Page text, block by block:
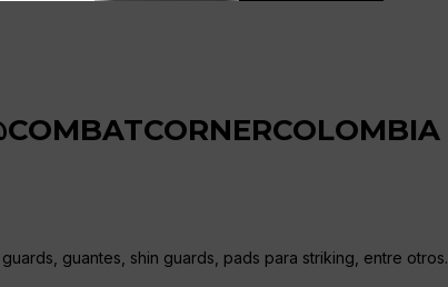
guantes, shin guards, pads para striking, entre otros.